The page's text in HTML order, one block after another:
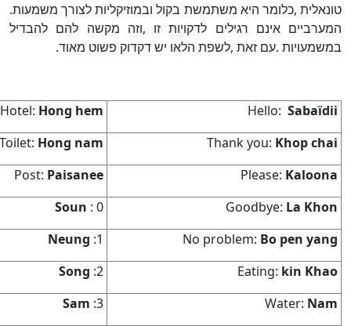
טונאלית,כלומר היא משתמשת בקול ובמוזיקליות לצורך משמעות.
המערביים אינם רגילים לדקויות זו ,וזה מקשה להם להבדיל
במשמעויות .עם זאת ,לשפת הלאו יש דקדוק פשוט מאוד.
Sabaïdii
Hong hem
Khop chai
Hong nam
Kaloona
Paisanee
La Khon
Soun
Bo pen yang
Neung
kin Khao
Song
Nam
Sam